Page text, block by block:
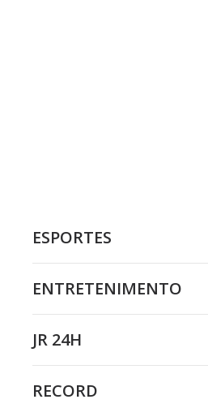
ESPORTES
ENTRETENIMENTO
JR 24H
RECORD